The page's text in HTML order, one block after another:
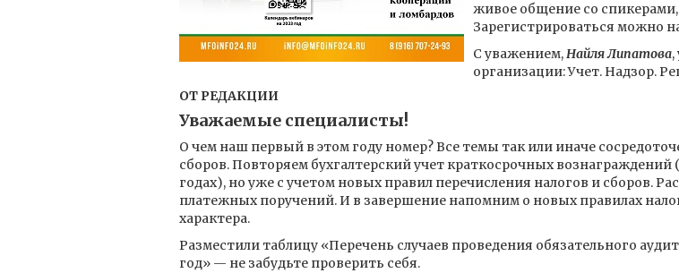
живое общение со
Зарегистрироваться можно
С уважением,Найля Липатова,
организации: Учет. Надзор.
ОТ РЕДАКЦИИ
Уважаемые специалисты!
О чем наш первый в этом году номер? Все темы так или иначе
сборов. Повторяем бухгалтерский учет краткосрочных вознаграждений
годах), но уже с учетом новых правил перечисления налогов и сборов.
платежных поручений. И в завершение напомним о новых правилах
характера.
Разместили таблицу «Перечень случаев проведения обязательного
год» — не забудьте проверить себя.